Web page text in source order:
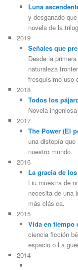
Luna
y desganado
novela de la
2019
Señales que
Desde la
naturaleza
fresquísimo uso
2018
Todos los
Novela
2017
The Power (El
una distopía que
nuestro mundo.
2016
La gracia de
Liu muestra de
necesita de una
más clásica.
2015
Vida en tiempo
ciencia ficción
espacio o La
2014